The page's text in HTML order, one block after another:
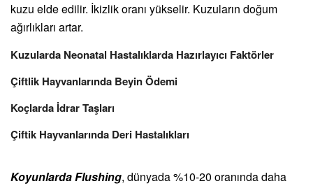
kuzu elde edilir. İkizlik oranı yükselir. Kuzuların doğum
ağırlıkları artar.
Kuzularda Neonatal Hastalıklarda Hazırlayıcı Faktörler
Çiftlik Hayvanlarında Beyin Ödemi
Koçlarda İdrar Taşları
Çiftik Hayvanlarında Deri Hastalıkları
Koyunlarda Flushing, dünyada %10-20 oranında daha